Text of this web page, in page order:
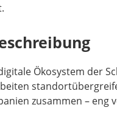
Ökosystem der
zusammen –